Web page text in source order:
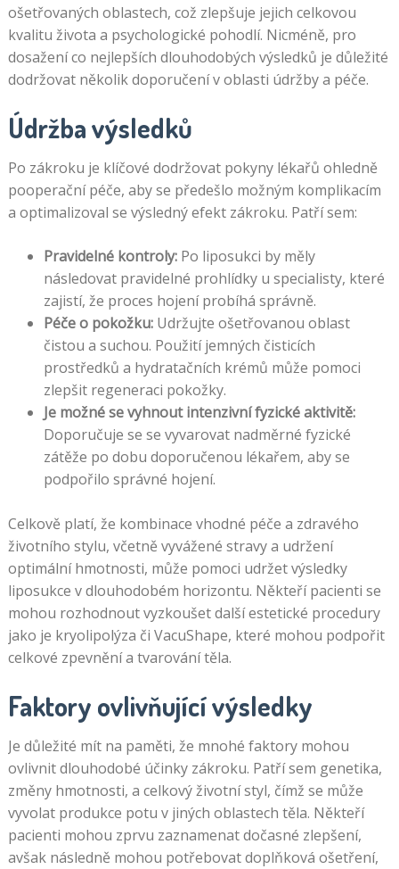
ošetřovaných oblastech, což zlepšuje jejich celkovou
kvalitu života a psychologické pohodlí. Nicméně, pro
dosažení co nejlepších dlouhodobých výsledků je důležité
dodržovat několik doporučení v oblasti údržby a péče.
Údržba výsledků
Po zákroku je klíčové dodržovat pokyny lékařů ohledně
pooperační péče, aby se předešlo možným komplikacím
a optimalizoval se výsledný efekt zákroku. Patří sem:
Pravidelné kontroly:Po liposukci by měly
následovat pravidelné prohlídky u specialisty, které
zajistí, že proces hojení probíhá správně.
Péče o pokožku:Udržujte ošetřovanou oblast
čistou a suchou. Použití jemných čisticích
prostředků a hydratačních krémů může pomoci
zlepšit regeneraci pokožky.
Je možné se vyhnout intenzivní fyzické aktivitě:
Doporučuje se se vyvarovat nadměrné fyzické
zátěže po dobu doporučenou lékařem, aby se
podpořilo správné hojení.
Celkově platí, že kombinace vhodné péče a zdravého
životního stylu, včetně vyvážené stravy a udržení
optimální hmotnosti, může pomoci udržet výsledky
liposukce v dlouhodobém horizontu. Někteří pacienti se
mohou rozhodnout vyzkoušet další estetické procedury
jako je kryolipolýza či VacuShape, které mohou podpořit
celkové zpevnění a tvarování těla.
Faktory ovlivňující výsledky
Je důležité mít na paměti, že mnohé faktory mohou
ovlivnit dlouhodobé účinky zákroku. Patří sem genetika,
změny hmotnosti, a celkový životní styl, čímž se může
vyvolat produkce potu v jiných oblastech těla. Někteří
pacienti mohou zprvu zaznamenat dočasné zlepšení,
avšak následně mohou potřebovat doplňková ošetření,